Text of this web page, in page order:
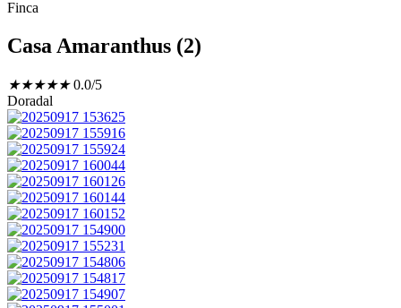
Finca
Casa Amaranthus (2)
★★★★★ 0.0/5
Doradal